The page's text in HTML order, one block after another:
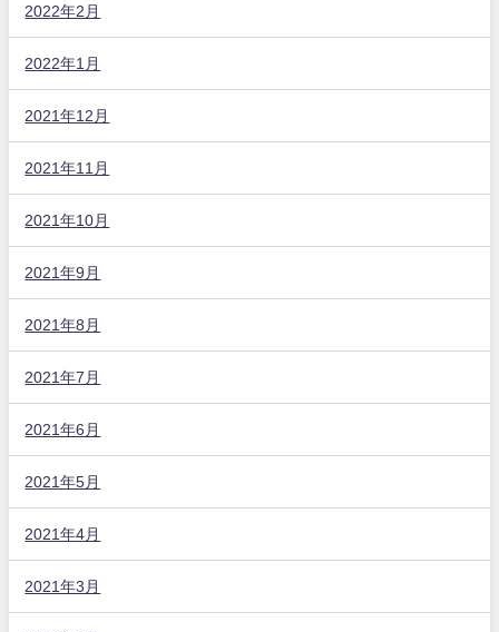
2022年2月
2022年1月
2021年12月
2021年11月
2021年10月
2021年9月
2021年8月
2021年7月
2021年6月
2021年5月
2021年4月
2021年3月